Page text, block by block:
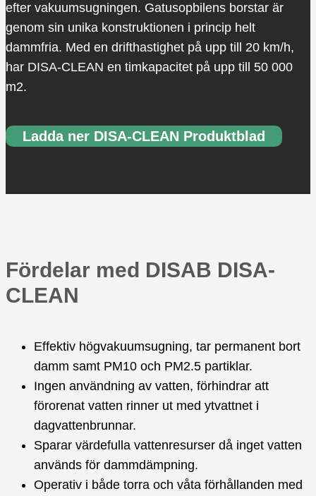
efter vakuumsugningen. Gatusopbilens borstar är
genom sin unika konstruktionen i princip helt
dammfria. Med en drifthastighet på upp till 20 km/h,
har DISA-CLEAN en timkapacitet på upp till 50 000
m2.
Ladda ner DISA-CLEAN Produktblad
Fördelar med DISAB DISA-
CLEAN
Effektiv högvakuumsugning, tar permanent bort
damm samt PM10 och PM2.5 partiklar.
Ingen användning av vatten, förhindrar att
förorenat vatten rinner ut med ytvattnet i
dagvattenbrunnar.
Sparar värdefulla vattenresurser då inget vatten
används för dammdämpning.
Operativ i både torra och våta förhållanden med